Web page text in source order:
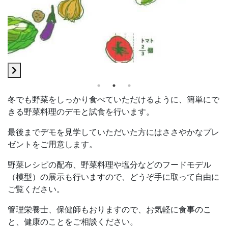
冬でも野菜をしっかり食べていただけるように、簡単にで
きる野菜料理のデモと試食を行います。
最後までデモを見学していただいた方にはささやかなプレ
ゼントをご用意します。
野菜レシピの配布、野菜料理や塩分などのフードモデル
（模型）の展示も行いますので、どうぞ手に取って自由に
ご覧ください。
管理栄養士、保健師もおりますので、お気軽に食事のこ
と、健康のことをご相談ください。